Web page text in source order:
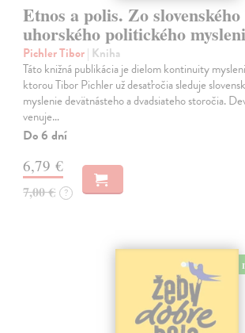
Etnos a polis. Zo slovenského
uhorského politického
Pichler Tibor| Kniha
Táto knižná publikácia je dielom kontinuity
ktorou Tibor Pichler už desaťročia sleduje
myslenie devätnásteho a dvadsiateho storočia.
venuje…
Do 6 dní
6,79 €
7,00 € ?